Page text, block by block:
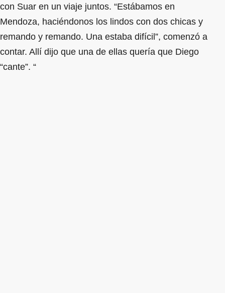
con Suar en un viaje juntos. “Estábamos en
Mendoza, haciéndonos los lindos con dos chicas y
remando y remando. Una estaba difícil”, comenzó a
contar. Allí dijo que una de ellas quería que Diego
“cante”. “